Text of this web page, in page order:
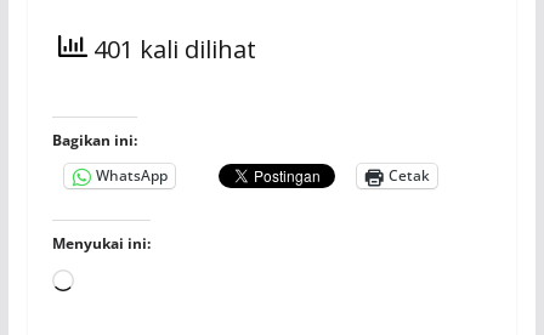
401 kali dilihat
Bagikan ini:
WhatsApp
Cetak
Menyukai ini:
Memuat...